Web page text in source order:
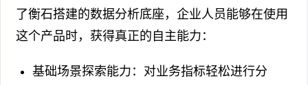
了衡石搭建的数据分析底座，企业人员能够在使用
这个产品时，获得真正的自主能力：
基础场景探索能力：对业务指标轻松进行分